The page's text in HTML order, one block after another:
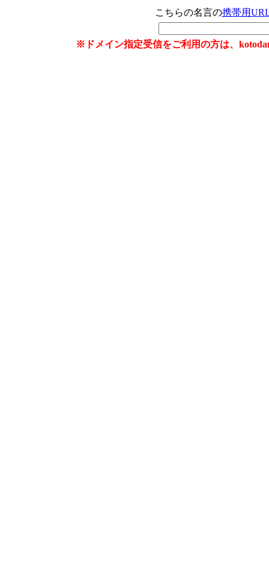
こちらの名言の携帯用
※ドメイン指定受信をご利用の方は、